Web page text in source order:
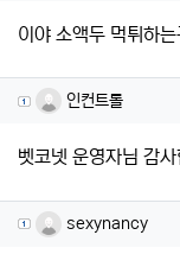
이야 소액두 먹튀하
인컨트롤님의
인컨트롤
벳코넷 운영자님 감
sexynancy
sexynancy